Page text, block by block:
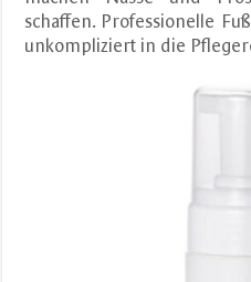
schaffen. Professionelle
unkompliziert in die